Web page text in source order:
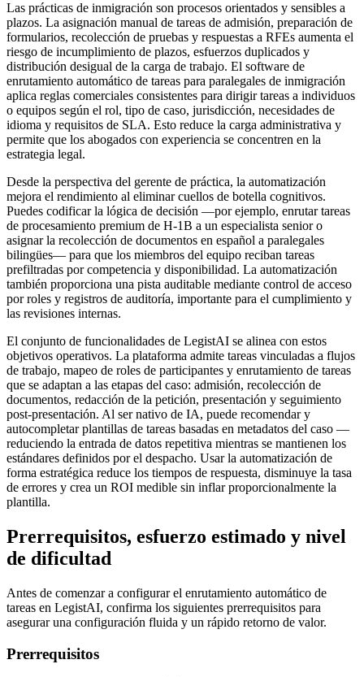
Las prácticas de inmigración son procesos orientados y sensibles a
plazos. La asignación manual de tareas de admisión, preparación de
formularios, recolección de pruebas y respuestas a RFEs aumenta el
riesgo de incumplimiento de plazos, esfuerzos duplicados y
distribución desigual de la carga de trabajo. El software de
enrutamiento automático de tareas para paralegales de inmigración
aplica reglas comerciales consistentes para dirigir tareas a individuos
o equipos según el rol, tipo de caso, jurisdicción, necesidades de
idioma y requisitos de SLA. Esto reduce la carga administrativa y
permite que los abogados con experiencia se concentren en la
estrategia legal.
Desde la perspectiva del gerente de práctica, la automatización
mejora el rendimiento al eliminar cuellos de botella cognitivos.
Puedes codificar la lógica de decisión —por ejemplo, enrutar tareas
de procesamiento premium de H-1B a un especialista senior o
asignar la recolección de documentos en español a paralegales
bilingües— para que los miembros del equipo reciban tareas
prefiltradas por competencia y disponibilidad. La automatización
también proporciona una pista auditable mediante control de acceso
por roles y registros de auditoría, importante para el cumplimiento y
las revisiones internas.
El conjunto de funcionalidades de LegistAI se alinea con estos
objetivos operativos. La plataforma admite tareas vinculadas a flujos
de trabajo, mapeo de roles de participantes y enrutamiento de tareas
que se adaptan a las etapas del caso: admisión, recolección de
documentos, redacción de la petición, presentación y seguimiento
post-presentación. Al ser nativo de IA, puede recomendar y
autocompletar plantillas de tareas basadas en metadatos del caso —
reduciendo la entrada de datos repetitiva mientras se mantienen los
estándares definidos por el despacho. Usar la automatización de
forma estratégica reduce los tiempos de respuesta, disminuye la tasa
de errores y crea un ROI medible sin inflar proporcionalmente la
plantilla.
Prerrequisitos, esfuerzo estimado y nivel
de dificultad
Antes de comenzar a configurar el enrutamiento automático de
tareas en LegistAI, confirma los siguientes prerrequisitos para
asegurar una configuración fluida y un rápido retorno de valor.
Prerrequisitos